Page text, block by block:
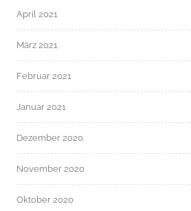
April 2021
März 2021
Februar 2021
Januar 2021
Dezember 2020
November 2020
Oktober 2020